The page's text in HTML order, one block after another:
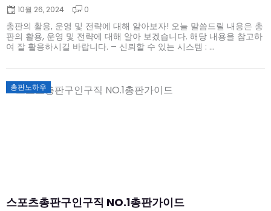
10월 26, 2024 0
총판의 활용, 운영 및 전략에 대해 알아보자! 오늘 말씀드릴 내용은 총
판의 활용, 운영 및 전략에 대해 알아 보겠습니다. 해당 내용을 참고하
여 잘 활용하시길 바랍니다. – 신뢰할 수 있는 시스템 : ...
총판노하우
스포츠총판구인구직 NO.1총판가이드
Posted
on